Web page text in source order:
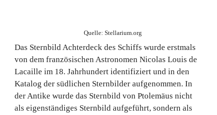
Quelle: Stellarium.org
Das Sternbild Achterdeck des Schiffs wurde erstmals
von dem französischen Astronomen Nicolas Louis de
Lacaille im 18. Jahrhundert identifiziert und in den
Katalog der südlichen Sternbilder aufgenommen. In
der Antike wurde das Sternbild von Ptolemäus nicht
als eigenständiges Sternbild aufgeführt, sondern als